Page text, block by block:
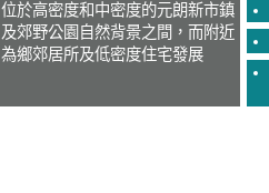
位於高密度和中密度的元朗新市鎮
及郊野公園自然背景之間，而附近
為鄉郊居所及低密度住宅發展